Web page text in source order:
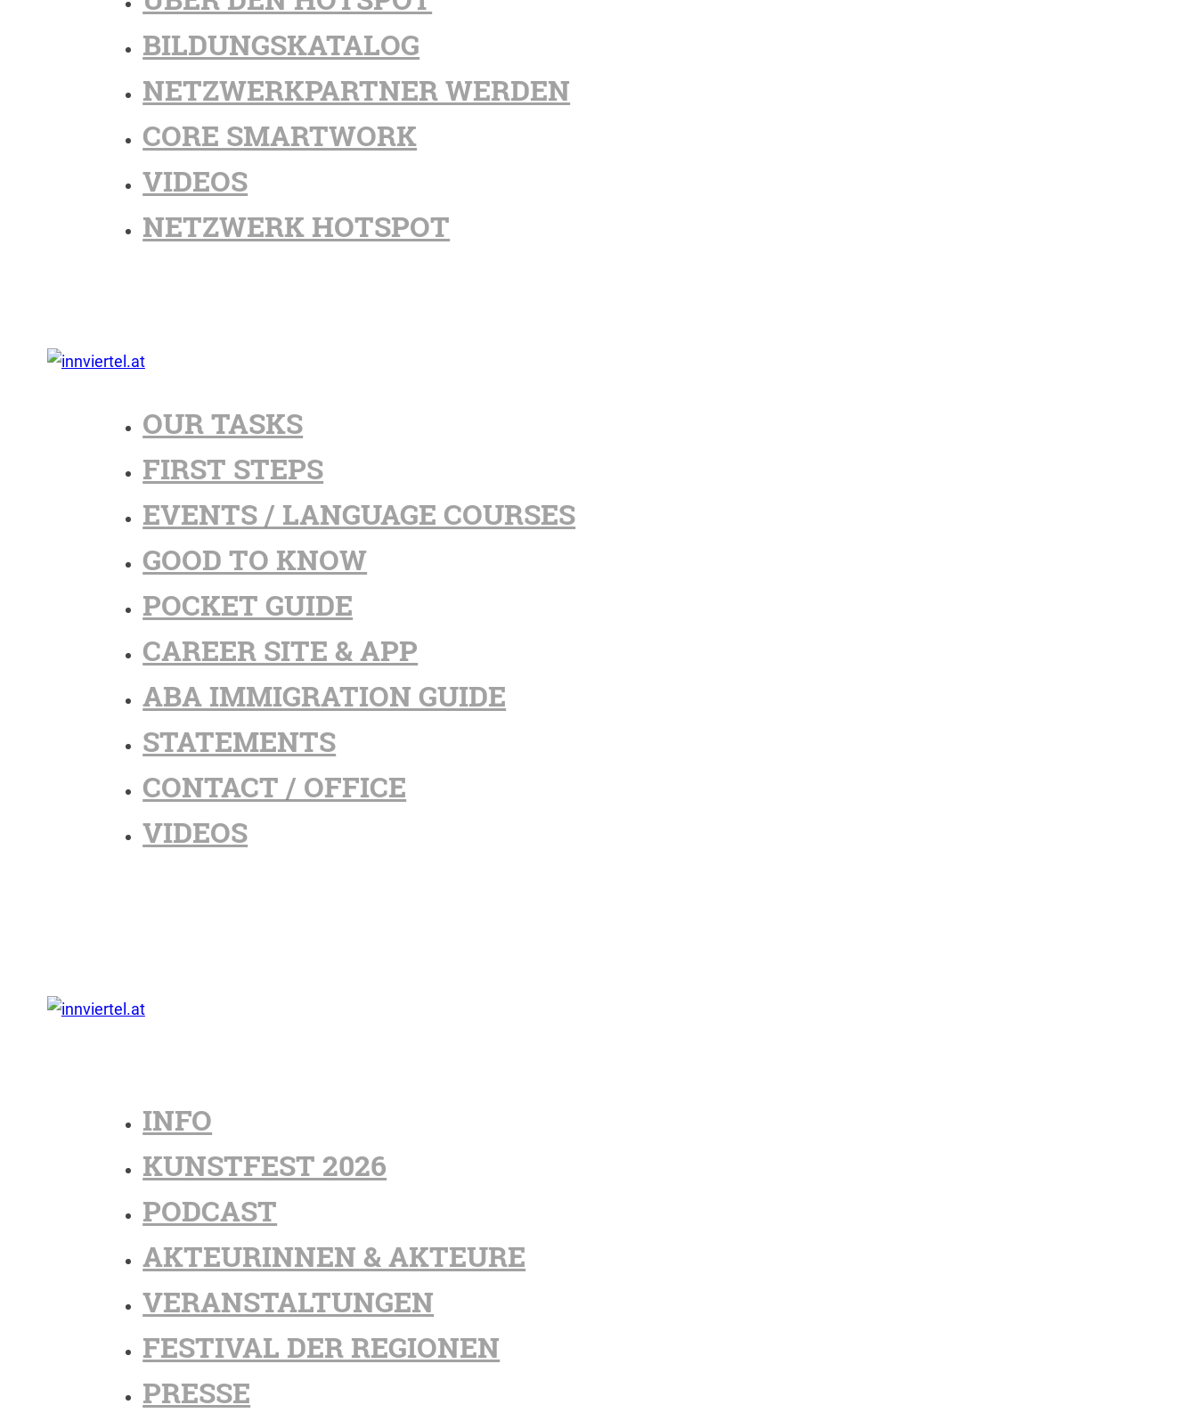
BILDUNGSKATALOG
NETZWERKPARTNER WERDEN
CORE SMARTWORK
VIDEOS
NETZWERK HOTSPOT
OUR TASKS
FIRST STEPS
EVENTS / LANGUAGE COURSES
GOOD TO KNOW
POCKET GUIDE
CAREER SITE & APP
ABA IMMIGRATION GUIDE
STATEMENTS
CONTACT / OFFICE
VIDEOS
INFO
KUNSTFEST 2026
PODCAST
AKTEURINNEN & AKTEURE
VERANSTALTUNGEN
FESTIVAL DER REGIONEN
PRESSE